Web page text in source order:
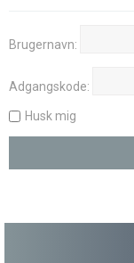
Brugernavn:
Adgangskode:
Husk mig